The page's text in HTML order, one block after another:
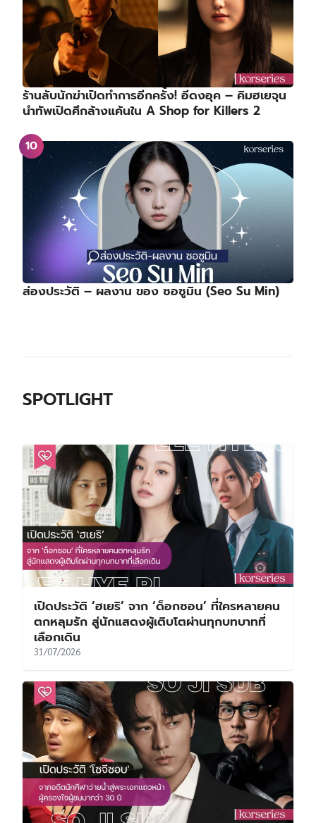
ร้านลับนักฆ่าเปิดทำการอีกครั้ง! อีดงอุค – คิมฮเยจุน
นำทัพเปิดศึกล้างแค้นใน A Shop for Killers 2
ส่องประวัติ – ผลงาน ของ ซอซูมิน (Seo Su Min)
SPOTLIGHT
เปิดประวัติ ‘ฮเยริ’ จาก ‘ด็อกซอน’ ที่ใครหลายคน
ตกหลุมรัก สู่นักแสดงผู้เติบโตผ่านทุกบทบาทที่
เลือกเดิน
31/07/2026